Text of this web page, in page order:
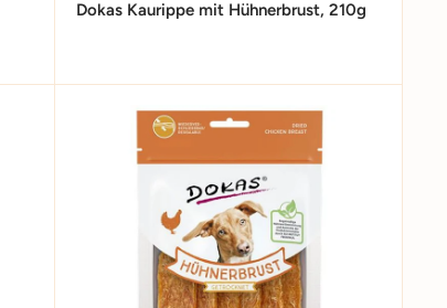
Dokas Kaurippe mit Hühnerbrust, 210g